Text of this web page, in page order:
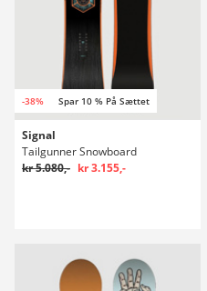
-38% Spar 10 % På Sættet
Signal
Tailgunner Snowboard
kr 5.080,- kr 3.155,-